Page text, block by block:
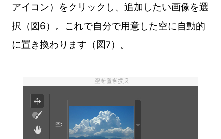
アイコン）をクリックし、追加したい画像を選
択（図6）。これで自分で用意した空に自動的
に置き換わります（図7）。